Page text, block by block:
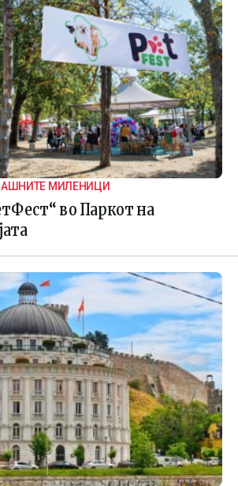
МИЛЕНИЦИ
во Паркот на